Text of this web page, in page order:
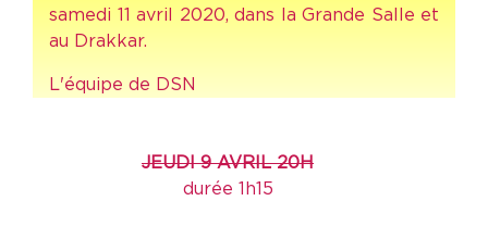
samedi 11 avril 2020, dans la Grande Salle et
au Drakkar.
L'équipe de DSN
JEUDI 9 AVRIL 20H
durée 1h15